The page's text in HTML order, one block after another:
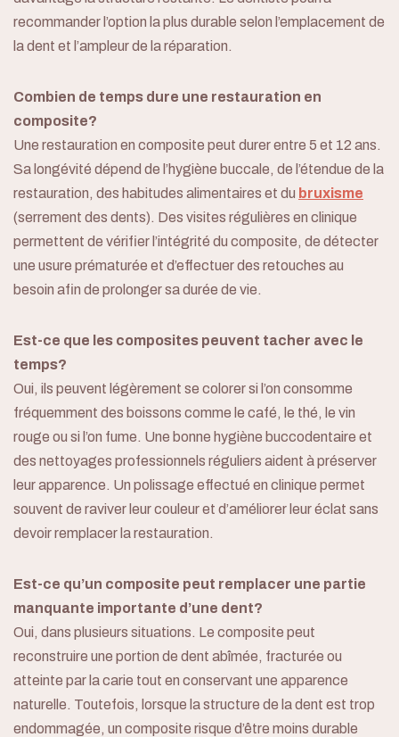
Informations
Blogue
Contact
Urgence
Prendre rendez-vous
recommander l’option la plus durable selon l’emplacement de
la dent et l’ampleur de la réparation.
Combien de temps dure une restauration en
composite?
Une restauration en composite peut durer entre 5 et 12 ans.
Sa longévité dépend de l’hygiène buccale, de l’étendue de la
restauration, des habitudes alimentaires et du bruxisme
(serrement des dents). Des visites régulières en clinique
permettent de vérifier l’intégrité du composite, de détecter
une usure prématurée et d’effectuer des retouches au
besoin afin de prolonger sa durée de vie.
Est-ce que les composites peuvent tacher avec le
temps?
Oui, ils peuvent légèrement se colorer si l’on consomme
fréquemment des boissons comme le café, le thé, le vin
rouge ou si l’on fume. Une bonne hygiène buccodentaire et
des nettoyages professionnels réguliers aident à préserver
leur apparence. Un polissage effectué en clinique permet
souvent de raviver leur couleur et d’améliorer leur éclat sans
devoir remplacer la restauration.
Est-ce qu’un composite peut remplacer une partie
manquante importante d’une dent?
Oui, dans plusieurs situations. Le composite peut
reconstruire une portion de dent abîmée, fracturée ou
atteinte par la carie tout en conservant une apparence
naturelle. Toutefois, lorsque la structure de la dent est trop
endommagée, un composite risque d’être moins durable